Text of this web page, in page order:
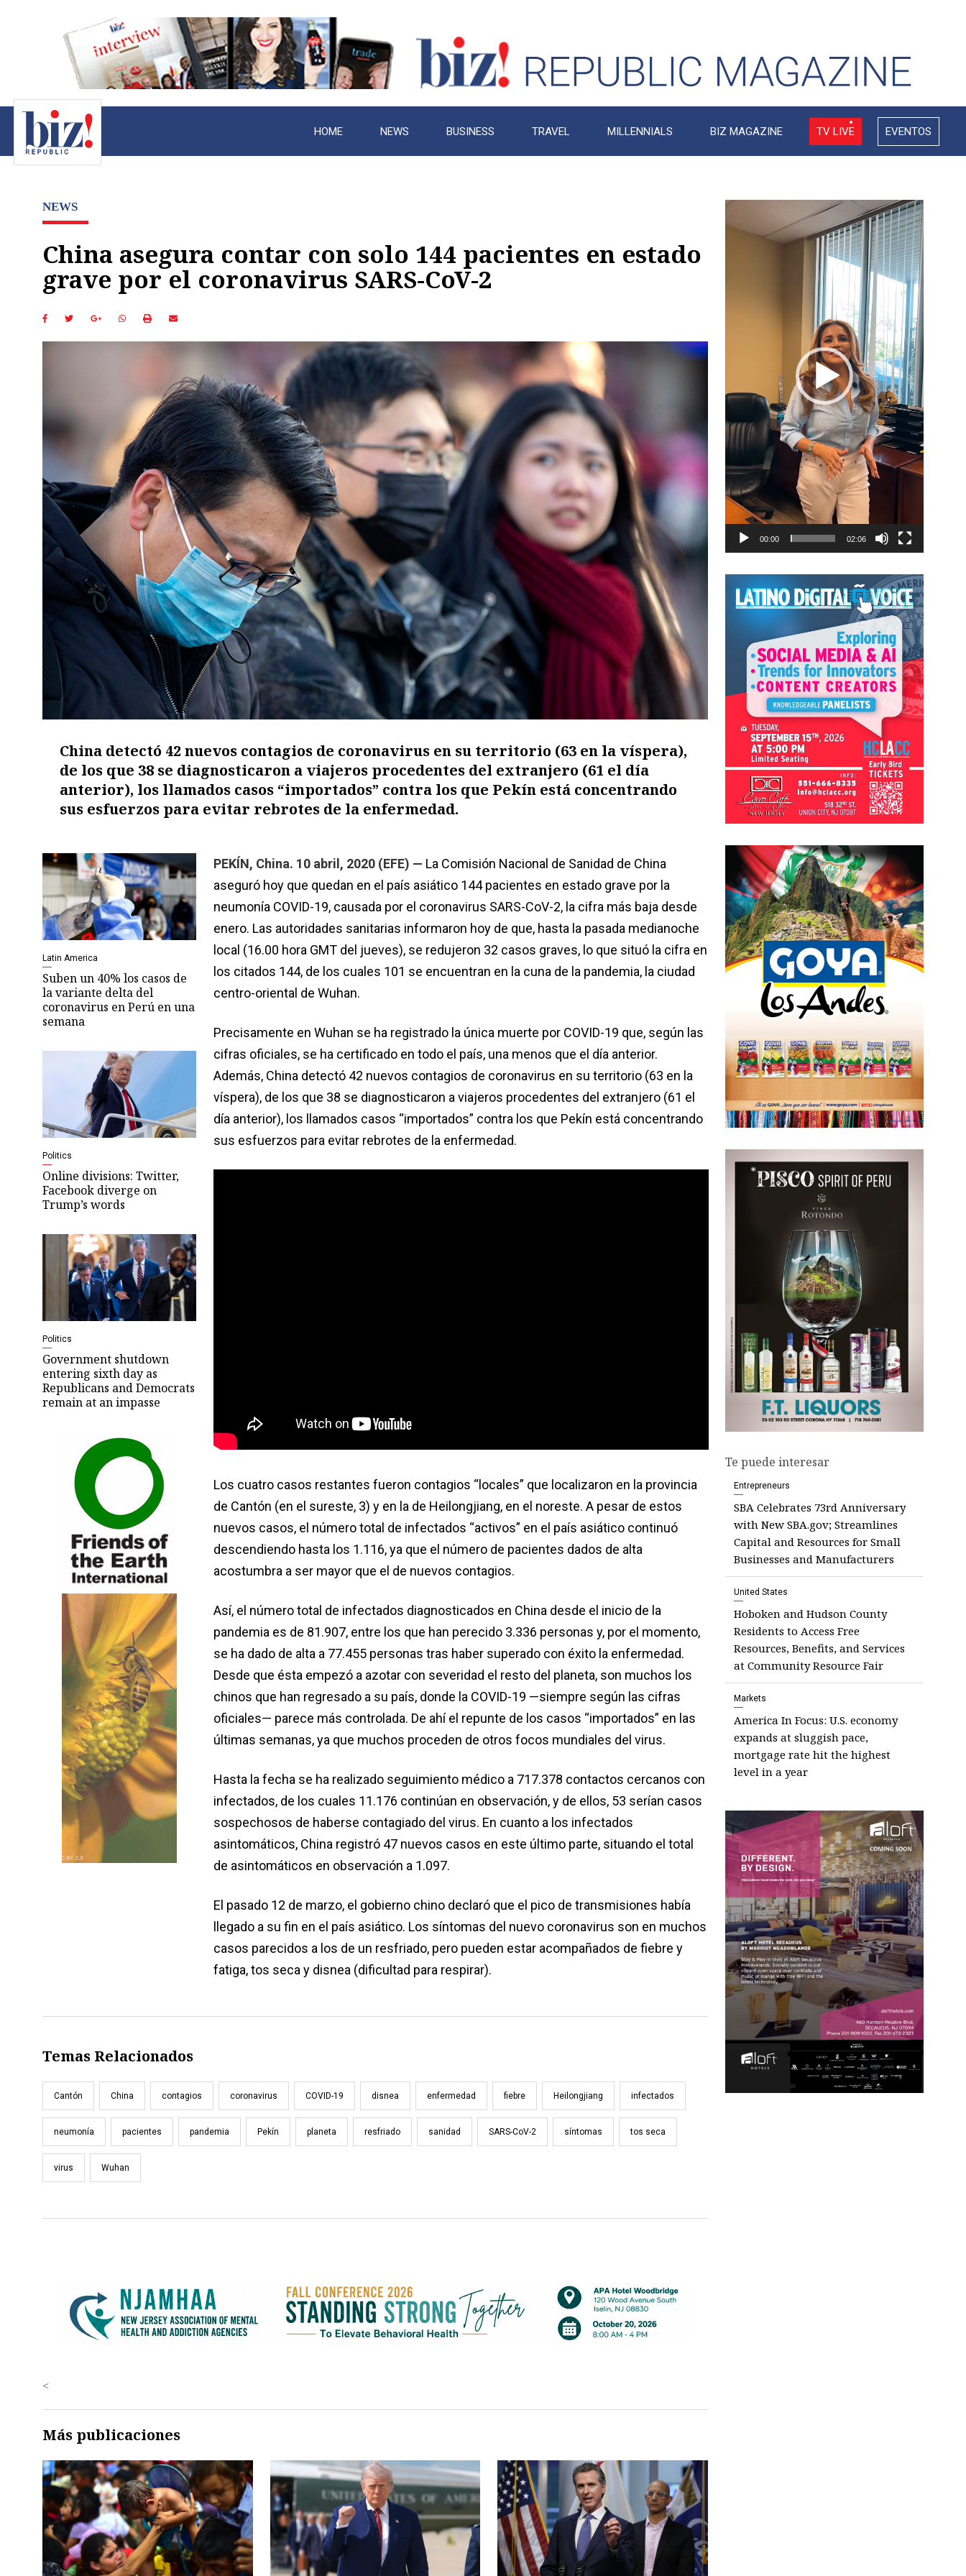
HOME NEWS BUSINESS TRAVEL MILLENNIALS BIZ MAGAZINE TV LIVE EVENTOS
NEWS
China asegura contar con solo 144 pacientes en estado
grave por el coronavirus SARS-CoV-2
China detectó 42 nuevos contagios de coronavirus en su territorio (63 en la víspera),
de los que 38 se diagnosticaron a viajeros procedentes del extranjero (61 el día
anterior), los llamados casos “importados” contra los que Pekín está concentrando
sus esfuerzos para evitar rebrotes de la enfermedad.
Latin America
Suben un 40% los casos de
la variante delta del
coronavirus en Perú en una
semana
Politics
Online divisions: Twitter,
Facebook diverge on
Trump’s words
Politics
Government shutdown
entering sixth day as
Republicans and Democrats
remain at an impasse
PEKÍN, China. 10 abril, 2020 (EFE) — La Comisión Nacional de Sanidad de China
aseguró hoy que quedan en el país asiático 144 pacientes en estado grave por la
neumonía COVID-19, causada por el coronavirus SARS-CoV-2, la cifra más baja desde
enero. Las autoridades sanitarias informaron hoy de que, hasta la pasada medianoche
local (16.00 hora GMT del jueves), se redujeron 32 casos graves, lo que situó la cifra en
los citados 144, de los cuales 101 se encuentran en la cuna de la pandemia, la ciudad
centro-oriental de Wuhan.
Precisamente en Wuhan se ha registrado la única muerte por COVID-19 que, según las
cifras oficiales, se ha certificado en todo el país, una menos que el día anterior.
Además, China detectó 42 nuevos contagios de coronavirus en su territorio (63 en la
víspera), de los que 38 se diagnosticaron a viajeros procedentes del extranjero (61 el
día anterior), los llamados casos “importados” contra los que Pekín está concentrando
sus esfuerzos para evitar rebrotes de la enfermedad.
Los cuatro casos restantes fueron contagios “locales” que localizaron en la provincia
de Cantón (en el sureste, 3) y en la de Heilongjiang, en el noreste. A pesar de estos
nuevos casos, el número total de infectados “activos” en el país asiático continuó
descendiendo hasta los 1.116, ya que el número de pacientes dados de alta
acostumbra a ser mayor que el de nuevos contagios.
Así, el número total de infectados diagnosticados en China desde el inicio de la
pandemia es de 81.907, entre los que han perecido 3.336 personas y, por el momento,
se ha dado de alta a 77.455 personas tras haber superado con éxito la enfermedad.
Desde que ésta empezó a azotar con severidad el resto del planeta, son muchos los
chinos que han regresado a su país, donde la COVID-19 —siempre según las cifras
oficiales— parece más controlada. De ahí el repunte de los casos “importados” en las
últimas semanas, ya que muchos proceden de otros focos mundiales del virus.
Hasta la fecha se ha realizado seguimiento médico a 717.378 contactos cercanos con
infectados, de los cuales 11.176 continúan en observación, y de ellos, 53 serían casos
sospechosos de haberse contagiado del virus. En cuanto a los infectados
asintomáticos, China registró 47 nuevos casos en este último parte, situando el total
de asintomáticos en observación a 1.097.
El pasado 12 de marzo, el gobierno chino declaró que el pico de transmisiones había
llegado a su fin en el país asiático. Los síntomas del nuevo coronavirus son en muchos
casos parecidos a los de un resfriado, pero pueden estar acompañados de fiebre y
fatiga, tos seca y disnea (dificultad para respirar).
Temas Relacionados
Cantón China contagios coronavirus COVID-19 disnea enfermedad fiebre Heilongjiang infectados
neumonía pacientes pandemia Pekín planeta resfriado sanidad SARS-CoV-2 síntomas tos seca
virus Wuhan
<
Más publicaciones
Video
Player
00:00 02:06
Te puede interesar
Entrepreneurs
SBA Celebrates 73rd Anniversary
with New SBA.gov; Streamlines
Capital and Resources for Small
Businesses and Manufacturers
United States
Hoboken and Hudson County
Residents to Access Free
Resources, Benefits, and Services
at Community Resource Fair
Markets
America In Focus: U.S. economy
expands at sluggish pace,
mortgage rate hit the highest
level in a year